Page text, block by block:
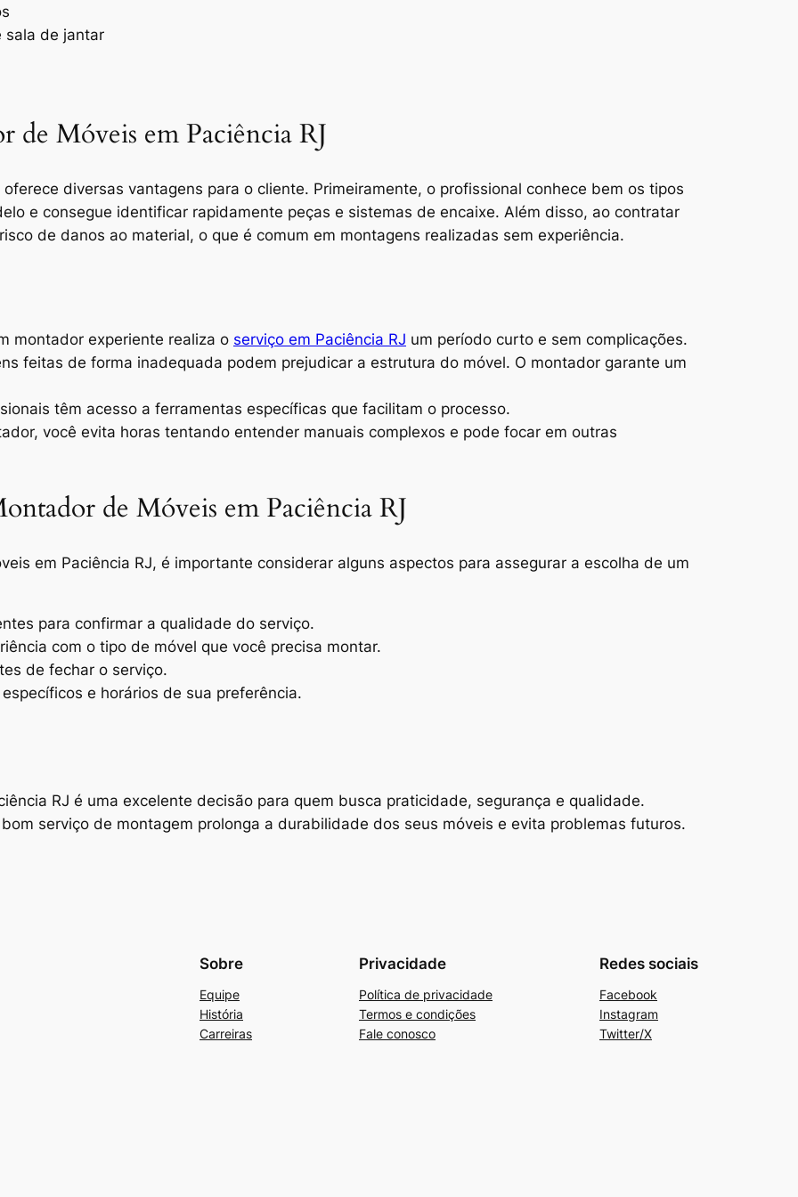
sala de jantar
de Móveis em Paciência RJ
oferece diversas vantagens para o cliente. Primeiramente, o profissional conhece bem os tipos
e consegue identificar rapidamente peças e sistemas de encaixe. Além disso, ao contratar
de danos ao material, o que é comum em montagens realizadas sem experiência.
montador experiente realiza o serviço em Paciência RJ um período curto e sem complicações.
feitas de forma inadequada podem prejudicar a estrutura do móvel. O montador garante um
têm acesso a ferramentas específicas que facilitam o processo.
você evita horas tentando entender manuais complexos e pode focar em outras
de Móveis em Paciência RJ
em Paciência RJ, é importante considerar alguns aspectos para assegurar a escolha de um
para confirmar a qualidade do serviço.
com o tipo de móvel que você precisa montar.
de fechar o serviço.
e horários de sua preferência.
RJ é uma excelente decisão para quem busca praticidade, segurança e qualidade.
serviço de montagem prolonga a durabilidade dos seus móveis e evita problemas futuros.
Sobre
Equipe
História
Carreiras
Privacidade
Política de privacidade
Termos e condições
Fale conosco
Redes sociais
Facebook
Instagram
Twitter/X